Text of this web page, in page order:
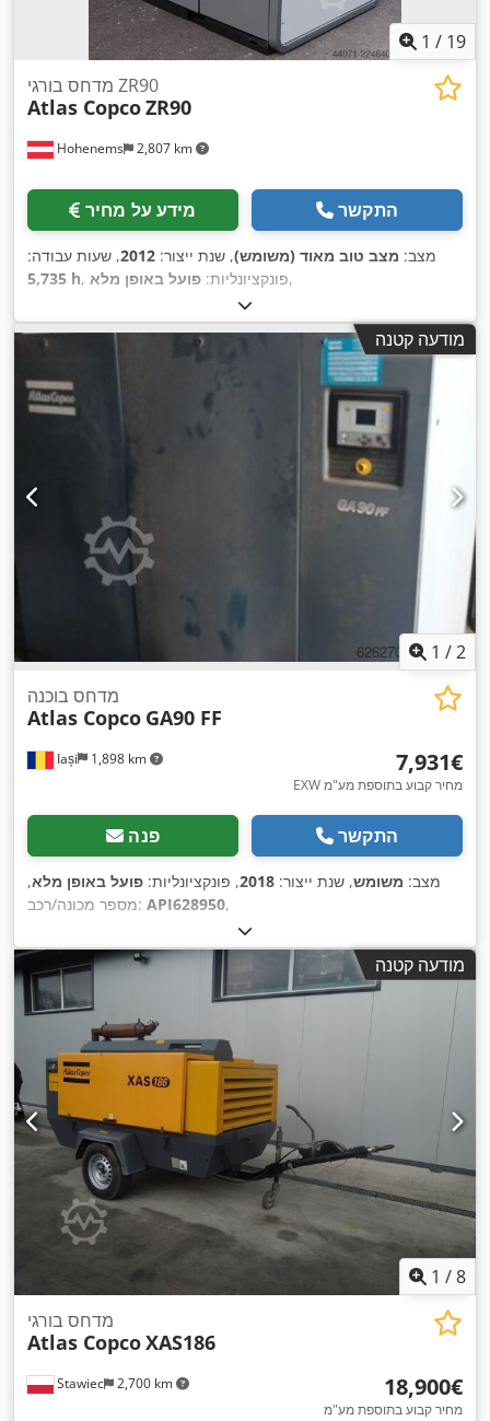
1 / 19
Hohenems 2,807 km
מדחס בורגי ZR90
Atlas CopcoZR90
מידע על מחיר התקשר
מצב: מצב טוב מאוד (משומש), שנת ייצור: 2012, שעות עבודה:
5,735 h
, פונקציונליות: פועל באופן מלא ,
מודעה קטנה
1 /2
Iași 1,898 km
מדחס בוכנה
Atlas Copco GA90 FF
‏7,931 ‏€
EXW מחיר קבוע בתוספת מע"מ
פנה התקשר
מצב: משומש, שנת ייצור: 2018, פונקציונליות: פועל באופן מלא,
מספר מכונה/רכב: API628950,
מודעה קטנה
1 /8
Stawiec 2,700 km
מדחס בורגי
Atlas CopcoXAS186
‏18,900 ‏€
מחיר קבוע בתוספת מע"מ